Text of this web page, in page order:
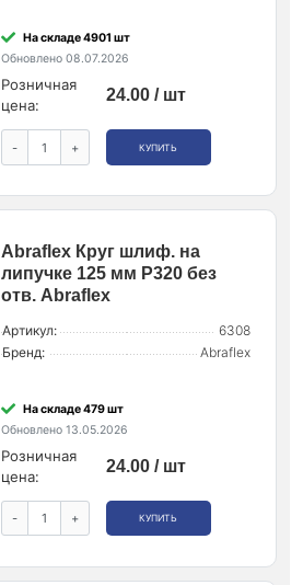
На складе 4901 шт
Обновлено 08.07.2026
Розничная
цена:
24.00 / шт
- + КУПИТЬ
Abraflex Круг шлиф. на
липучке 125 мм P320 без
отв. Abraflex
Артикул:
6308
Бренд:
Abraflex
На складе 479 шт
Обновлено 13.05.2026
Розничная
цена:
24.00 / шт
- + КУПИТЬ